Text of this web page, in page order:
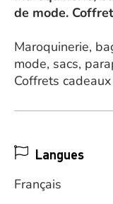
de mode.
Maroquinerie,
mode, sacs,
Coffrets
Langues
Français